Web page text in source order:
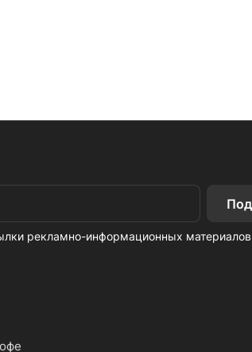
рекламно-информационных материалов